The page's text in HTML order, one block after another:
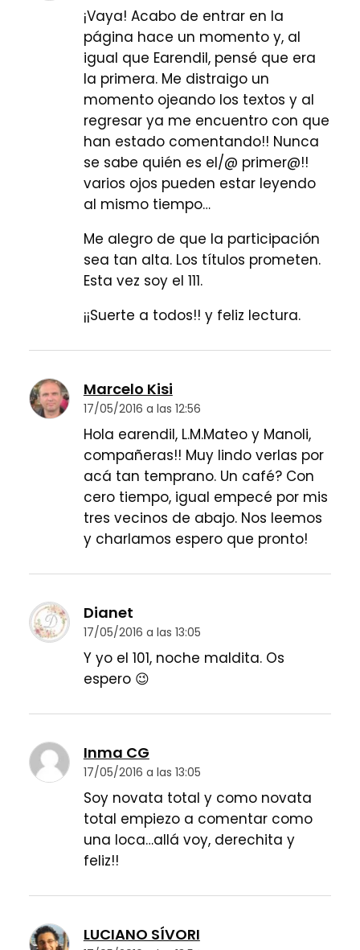
¡Vaya! Acabo de entrar en la
página hace un momento y, al
igual que Earendil, pensé que era
la primera. Me distraigo un
momento ojeando los textos y al
regresar ya me encuentro con que
han estado comentando!! Nunca
se sabe quién es el/@ primer@!!
varios ojos pueden estar leyendo
al mismo tiempo…
Me alegro de que la participación
sea tan alta. Los títulos prometen.
Esta vez soy el 111.
¡¡Suerte a todos!! y feliz lectura.
Marcelo Kisi
17/05/2016 a las 12:56
Hola earendil, L.M.Mateo y Manoli,
compañeras!! Muy lindo verlas por
acá tan temprano. Un café? Con
cero tiempo, igual empecé por mis
tres vecinos de abajo. Nos leemos
y charlamos espero que pronto!
Dianet
17/05/2016 a las 13:05
Y yo el 101, noche maldita. Os
espero 😉
Inma CG
17/05/2016 a las 13:05
Soy novata total y como novata
total empiezo a comentar como
una loca…allá voy, derechita y
feliz!!
LUCIANO SÍVORI